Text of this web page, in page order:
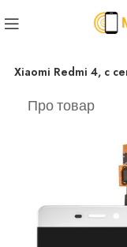
Xiaomi Redmi 4, с
Про товар